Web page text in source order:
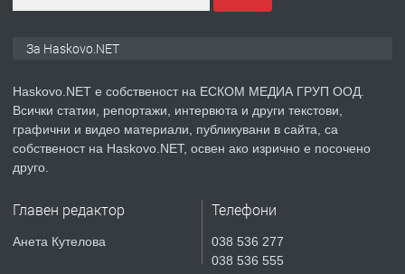
преди 4 дни
ПРЕДЛАГА
Продавам парцел в гр. Хасково кв.
За Haskovo.NET
Haskovo.NET е собственост на ЕСКОМ МЕДИА ГРУП ООД.
Всички статии, репортажи, интервюта и други текстови,
графични и видео материали, публикувани в сайта, са
собственост на Haskovo.NET, освен ако изрично е посочено
друго.
Главен редактор
Анета Кутелова
Телефони
038 536 277
038 536 555